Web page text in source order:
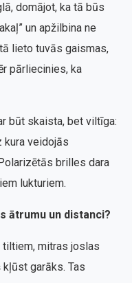
domājot, ka tā būs
un apžilbina ne
lieto tuvās gaismas,
pārliecinies, ka
būt skaista, bet viltīga:
kura veidojās
brilles dara
lukturiem.
ātrumu un distanci?
mitras joslas
garāks. Tas